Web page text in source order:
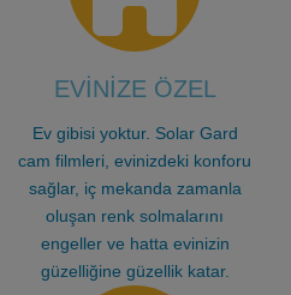
EVİNİZE ÖZEL
Ev gibisi yoktur. Solar Gard
cam filmleri, evinizdeki konforu
sağlar, iç mekanda zamanla
oluşan renk solmalarını
engeller ve hatta evinizin
güzelliğine güzellik katar.